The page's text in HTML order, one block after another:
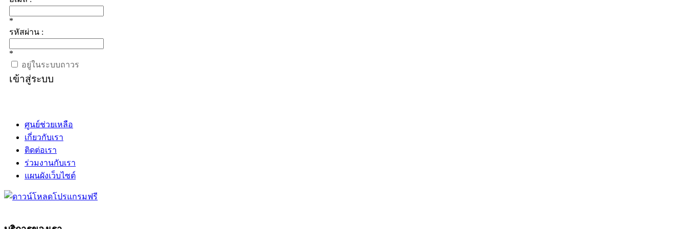
*
รหัสผ่าน :
*
อยู่ในระบบถาวร
เข้าสู่ระบบ
ศูนย์ช่วยเหลือ
เกี่ยวกับเรา
ติดต่อเรา
ร่วมงานกับเรา
แผนผังเว็บไซต์